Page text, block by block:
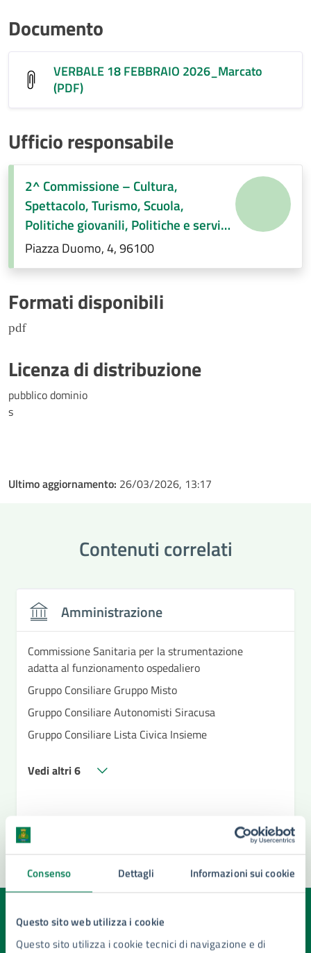
Consenso Dettagli Informazioni sui cookie
Questo sito web utilizza i cookie
Questo sito utilizza i cookie tecnici di navigazione e di
Documento
VERBALE 18 FEBBRAIO 2026_Marcato
(PDF)
Ufficio responsabile
2^ Commissione – Cultura,
Spettacolo, Turismo, Scuola,
Politiche giovanili, Politiche e servizi
sociali, Pari opportunità e
immigrazione, Regolamenti di
Piazza Duomo, 4, 96100
Formati disponibili
pdf
Licenza di distribuzione
pubblico dominio
s
Ultimo aggiornamento: 26/03/2026, 13:17
Contenuti correlati
Amministrazione
Commissione Sanitaria per la strumentazione
adatta al funzionamento ospedaliero
Gruppo Consiliare Gruppo Misto
Gruppo Consiliare Autonomisti Siracusa
Gruppo Consiliare Lista Civica Insieme
Vedi altri 6
Quanto sono chiare le informazioni su questa
pagina?